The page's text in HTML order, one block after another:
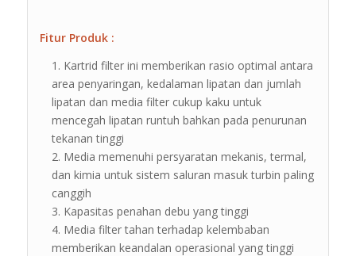
Fitur Produk :
Kartrid filter ini memberikan rasio optimal antara
area penyaringan, kedalaman lipatan dan jumlah
lipatan dan media filter cukup kaku untuk
mencegah lipatan runtuh bahkan pada penurunan
tekanan tinggi
Media memenuhi persyaratan mekanis, termal,
dan kimia untuk sistem saluran masuk turbin paling
canggih
Kapasitas penahan debu yang tinggi
Media filter tahan terhadap kelembaban
memberikan keandalan operasional yang tinggi